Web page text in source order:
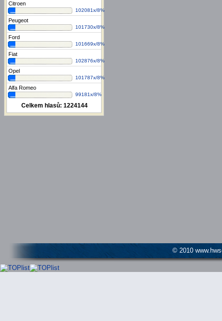
Citroen
102081x/8%
Peugeot
101730x/8%
Ford
101669x/8%
Fiat
102876x/8%
Opel
101787x/8%
Alfa Romeo
99181x/8%
Celkem hlasů: 1224144
© 2010